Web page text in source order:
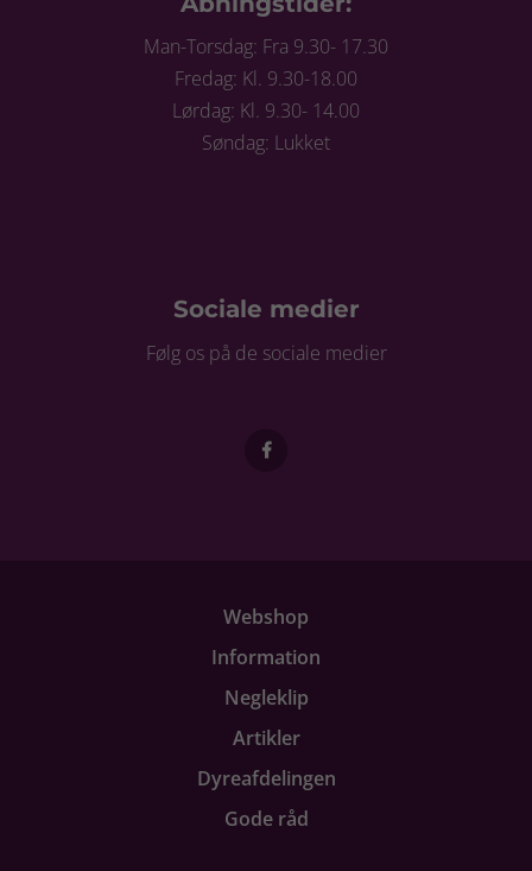
Man-Torsdag: Fra 9.30- 17.30
Fredag: Kl. 9.30-18.00
Lørdag: Kl. 9.30- 14.00
Søndag: Lukket
Sociale medier
Følg os på de sociale medier
Webshop
Information
Negleklip
Artikler
Dyreafdelingen
Gode råd